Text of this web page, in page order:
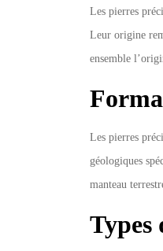
Les pierres
Leur origine
ensemble
Les pierres
géologiques
manteau
Types